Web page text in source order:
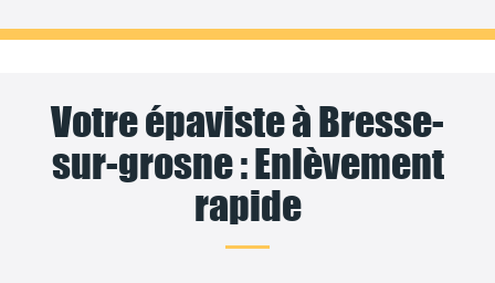
Votre épaviste à Bresse-
sur-grosne : Enlèvement
rapide